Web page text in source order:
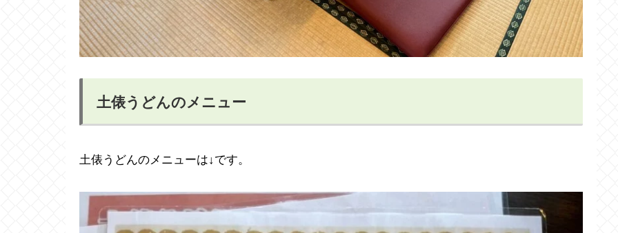
土俵うどんのメニュー
土俵うどんのメニューは↓です。